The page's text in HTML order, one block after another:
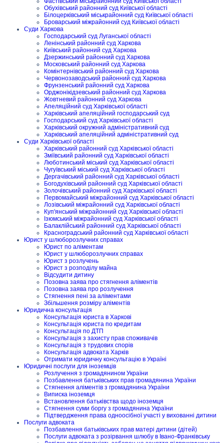
Обухівський районний суд Київської області
Білоцерківський міськрайонний суд Київської області
Броварський міжрайонний суд Київської області
Суди Харкова
Господарський суд Луганської області
Ленінський районний суд Харкова
Київський районний суд Харкова
Дзержинський районний суд Харкова
Московський районний суд Харкова
Комінтернівський районний суд Харкова
Червонозаводський районний суд Харкова
Фрунзенський районний суд Харкова
Орджонікідзевський районний суд Харкова
Жовтневий районний суд Харкова
Апеляційний суд Харківської області
Харківський апеляційний господарський суд
Господарський суд Харківської області
Харківський окружний адміністративний суд
Харківський апеляційний адміністративний суд
Суди Харківської області
Харківський районний суд Харківської області
Зміївський районний суд Харківської області
Люботинський міський суд Харківської області
Чугуївський міський суд Харківської області
Дергачівський районний суд Харківської області
Богодухівський районний суд Харківської області
Золочівський районний суд Харківської області
Первомайський міжрайонний суд Харківської області
Лозівський міжрайонний суд Харківської області
Куп'янський міжрайонний суд Харківської області
Ізюмський міжрайонний суд Харківської області
Балаклійський районний суд Харківської області
Красноградський районний суд Харківської області
Юрист у шлюборозлучних справах
Юрист по аліментам
Юрист у шлюборозлучних справах
Юрист з розлучень
Юрист з розподілу майна
Відсудити дитину
Позовна заява про стягнення аліментів
Позовна заява про розлучення
Стягнення пені за аліментами
Збільшення розміру аліментів
Юридична консультація
Консультація юриста в Харкові
Консультація юриста по кредитам
Консультація по ДТП
Консультація з захисту прав споживачів
Консультація з трудових спорів
Консультація адвоката Харків
Отримати юридичну консультацію в Україні
Юридичні послуги для іноземців
Розлучення з громадянином України
Позбавлення батьківських прав громадянина України
Стягнення аліментів з громадянина України
Виписка іноземця
Встановлення батьківства щодо іноземця
Стягнення суми боргу з громадянина України
Підтвердження права одноосібної участі у вихованні дитини
Послуги адвоката
Позбавлення батьківських прав матері дитини (дітей)
Послуги адвоката з розірвання шлюбу в Івано-Франківську